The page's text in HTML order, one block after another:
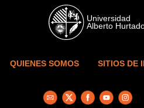
Skip to main content
QUIENES SOMOS SITIOS DE